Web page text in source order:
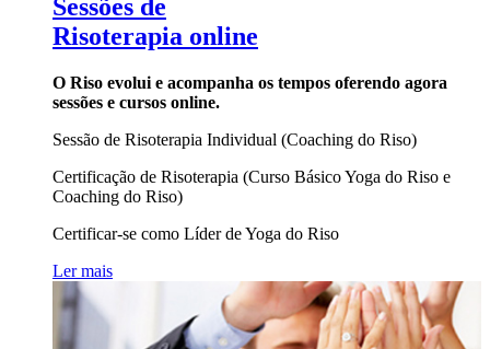
Sessões de
Risoterapia online
O Riso evolui e acompanha os tempos oferendo agora
sessões e cursos online.
Sessão de Risoterapia Individual (Coaching do Riso)
Certificação de Risoterapia (Curso Básico Yoga do Riso e
Coaching do Riso)
Certificar-se como Líder de Yoga do Riso
Ler mais